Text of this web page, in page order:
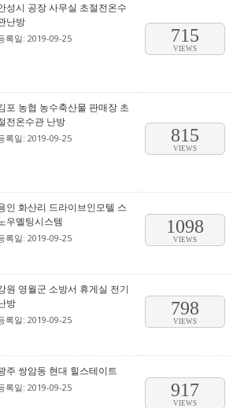
성시 공장 사무실 초절전온수
난방
록일: 2019-09-25 715
VIEWS
포 농협 농수축산물 판매장 초
전온수관 난방
록일: 2019-09-25 815
VIEWS
인 화산리 드라이브인모텔 스
우멜팅시스템
록일: 2019-09-25
1098
VIEWS
원 영월군 소방서 휴게실 전기
방
록일: 2019-09-25
798
VIEWS
주 쌍암동 현대 힐스테이트
록일: 2019-09-25 917
VIEWS